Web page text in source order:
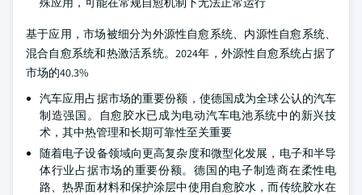
基于应用，市场被细分为外源性自愈系统、内源性自愈系统、
混合自愈系统和热激活系统。2024年，外源性自愈系统占据了
市场的40.3%
汽车应用占据市场的重要份额，使德国成为全球公认的汽车
制造强国。自愈胶水已成为电动汽车电池系统中的新兴技
术，其中热管理和长期可靠性至关重要
随着电子设备领域向更高复杂度和微型化发展，电子和半导
体行业占据市场的重要份额。德国的电子制造商在柔性电
路、热界面材料和保护涂层中使用自愈胶水，而传统胶水在